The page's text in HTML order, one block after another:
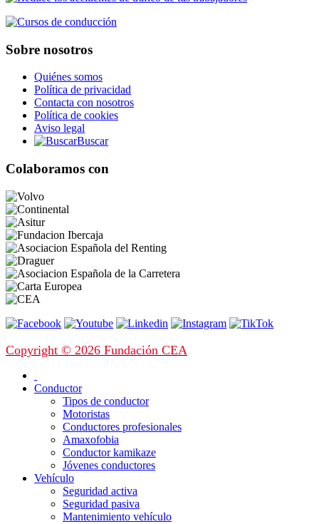
Sobre nosotros
Quiénes somos
Política de privacidad
Contacta con nosotros
Política de cookies
Aviso legal
Buscar
Colaboramos con
Copyright © 2026 Fundación CEA
Conductor
Tipos de conductor
Motoristas
Conductores profesionales
Amaxofobia
Conductor kamikaze
Jóvenes conductores
Vehículo
Seguridad activa
Seguridad pasiva
Mantenimiento vehículo